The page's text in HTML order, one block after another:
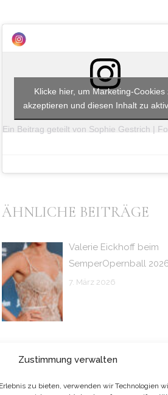
Zustimmung verwalten
zu bieten, verwenden wir Technologien
Klicke hier, um Marketing-Cookies
akzeptieren und diesen Inhalt zu
ÄHNLICHE BEITRÄGE
Valerie Eickhoff beim
SemperOpernball
7. März 2026